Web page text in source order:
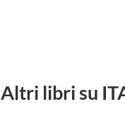
Altri libri su